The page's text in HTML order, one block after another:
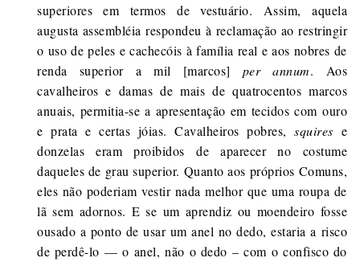
superiores em termos de vestuário. Assim, aquela
augusta assembléia respondeu à reclamação ao restringir
o uso de peles e cachecóis à família real e aos nobres de
renda superior a mil [marcos] per annum. Aos
cavalheiros e damas de mais de quatrocentos marcos
anuais, permitia-se a apresentação em tecidos com ouro
e prata e certas jóias. Cavalheiros pobres,squires e
donzelas eram proibidos de aparecer no costume
daqueles de grau superior. Quanto aos próprios Comuns,
eles não poderiam vestir nada melhor que uma roupa de
lã sem adornos. E se um aprendiz ou moendeiro fosse
ousado a ponto de usar um anel no dedo, estaria a risco
de perdê-lo — o anel, não o dedo – com o confisco do